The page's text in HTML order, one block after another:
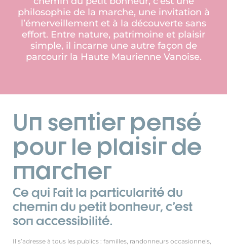
philosophie de la marche, une invitation à
l’émerveillement et à la découverte sans
effort. Entre nature, patrimoine et plaisir
simple, il incarne une autre façon de
parcourir la Haute Maurienne Vanoise.
Un sentier pensé
pour le plaisir de
marcher
Ce qui fait la particularité du
chemin du petit bonheur, c’est
son accessibilité.
Il s’adresse à tous les publics : familles, randonneurs occasionnels,